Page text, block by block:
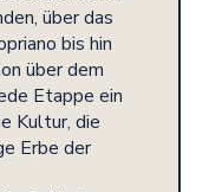
über das
bis hin
über dem
Etappe ein
Kultur, die
Erbe der